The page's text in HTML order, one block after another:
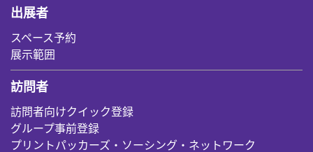
出展者
スペース予約
展示範囲
訪問者
訪問者向けクイック登録
グループ事前登録
プリントパッカーズ・ソーシング・ネットワーク